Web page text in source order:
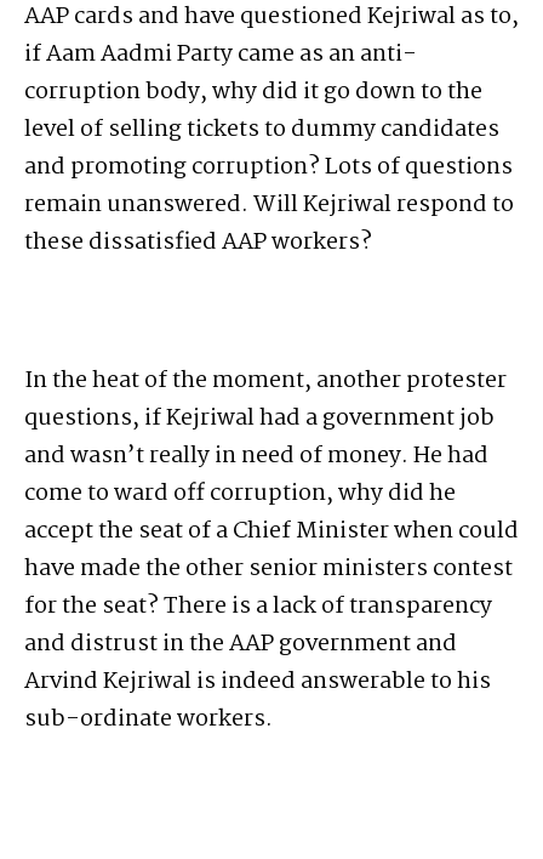
AAP cards and have questioned Kejriwal as to,
if Aam Aadmi Party came as an anti-
corruption body, why did it go down to the
level of selling tickets to dummy candidates
and promoting corruption? Lots of questions
remain unanswered. Will Kejriwal respond to
these dissatisfied AAP workers?
In the heat of the moment, another protester
questions, if Kejriwal had a government job
and wasn’t really in need of money. He had
come to ward off corruption, why did he
accept the seat of a Chief Minister when could
have made the other senior ministers contest
for the seat? There is a lack of transparency
and distrust in the AAP government and
Arvind Kejriwal is indeed answerable to his
sub-ordinate workers.